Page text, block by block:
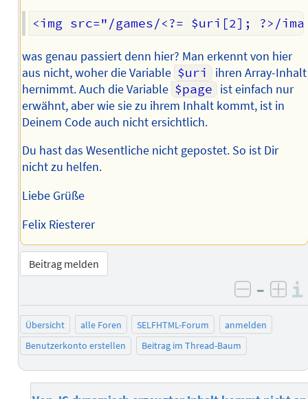
was genau passiert denn hier? Man erkennt von hier
aus nicht, woher die Variable $uri
ihren Array-Inhalt
hernimmt. Auch die Variable $page ist einfach nur
erwähnt, aber wie sie zu ihrem Inhalt kommt, ist in
Deinem Code auch nicht ersichtlich.
Du hast das Wesentliche nicht gepostet. So ist Dir
nicht zu helfen.
Liebe Grüße
Felix Riesterer
Beitrag melden
negativ
–
Übersicht alle Foren SELFHTML-Forum
anmelden
Benutzerkonto erstellen
Beitrag im Thread-Baum